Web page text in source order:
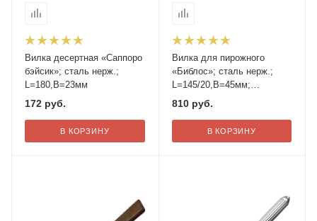
Вилка десертная «Саппоро
бэйсик»; сталь нерж.;
L=180,B=23мм
172 руб.
В КОРЗИНУ
Вилка для пирожного
«Библос»; сталь нерж.;
L=145/20,B=45мм;
металлич.
810руб.
В КОРЗИНУ